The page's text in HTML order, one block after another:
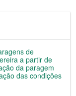
de
a partir de
da paragem
das condições